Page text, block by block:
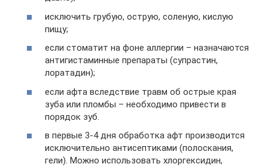
исключить грубую, острую, соленую, кислую
пищу;
если стоматит на фоне аллергии – назначаются
антигистаминные препараты (супрастин,
лоратадин);
если афта вследствие травм об острые края
зуба или пломбы – необходимо привести в
порядок зуб.
в первые 3-4 дня обработка афт производится
исключительно антисептиками (полоскания,
гели). Можно использовать хлоргексидин,